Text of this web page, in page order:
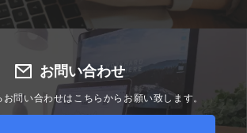
お問い合わせ
問い合わせはこちらからお願い致します。